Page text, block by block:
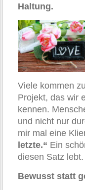
Haltung.
Viele kommen
Projekt, das wir
kennen.
und nicht nur
mir mal eine
letzte.“ Ein
diesen Satz lebt.
Bewusst statt